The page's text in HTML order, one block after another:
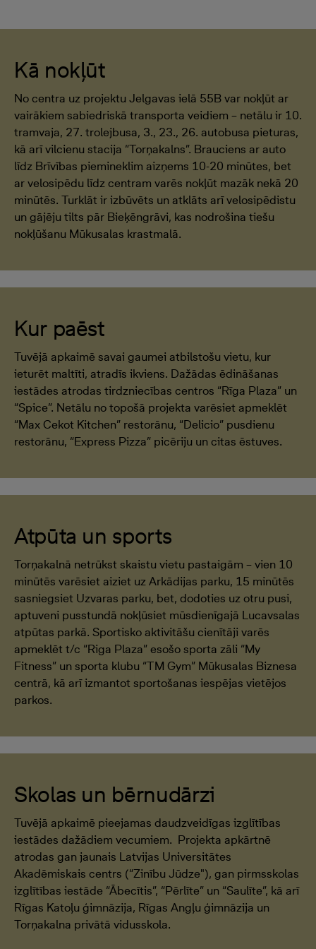
Kā nokļūt
No centra uz projektu Jelgavas ielā 55B var nokļūt ar
vairākiem sabiedriskā transporta veidiem – netālu ir 10.
tramvaja, 27. trolejbusa, 3., 23., 26. autobusa pieturas,
kā arī vilcienu stacija “Torņakalns”. Brauciens ar auto
līdz Brīvības piemineklim aizņems 10-20 minūtes, bet
ar velosipēdu līdz centram varēs nokļūt mazāk nekā 20
minūtēs. Turklāt ir izbūvēts un atklāts arī velosipēdistu
un gājēju tilts pār Bieķēngrāvi, kas nodrošina tiešu
nokļūšanu Mūkusalas krastmalā.
Kur paēst
Tuvējā apkaimē savai gaumei atbilstošu vietu, kur
ieturēt maltīti, atradīs ikviens. Dažādas ēdināšanas
iestādes atrodas tirdzniecības centros “Rīga Plaza” un
“Spice”. Netālu no topošā projekta varēsiet apmeklēt
“Max Cekot Kitchen” restorānu, “Delicio” pusdienu
restorānu, “Express Pizza” picēriju un citas ēstuves.
Atpūta un sports
Torņakalnā netrūkst skaistu vietu pastaigām – vien 10
minūtēs varēsiet aiziet uz Arkādijas parku, 15 minūtēs
sasniegsiet Uzvaras parku, bet, dodoties uz otru pusi,
aptuveni pusstundā nokļūsiet mūsdienīgajā Lucavsalas
atpūtas parkā. Sportisko aktivitāšu cienītāji varēs
apmeklēt t/c “Riga Plaza” esošo sporta zāli “My
Fitness” un sporta klubu “TM Gym” Mūkusalas Biznesa
centrā, kā arī izmantot sportošanas iespējas vietējos
parkos.
Skolas un bērnudārzi
Tuvējā apkaimē pieejamas daudzveidīgas izglītības
iestādes dažādiem vecumiem. Projekta apkārtnē
atrodas gan jaunais Latvijas Universitātes
Akadēmiskais centrs (“Zinību Jūdze"), gan pirmsskolas
izglītības iestāde “Ābecītis”, “Pērlīte” un “Saulīte”, kā arī
Rīgas Katoļu ģimnāzija, Rīgas Angļu ģimnāzija un
Torņakalna privātā vidusskola.